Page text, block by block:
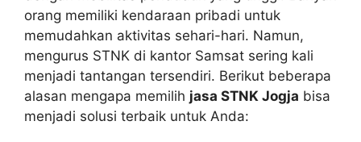
orang memiliki kendaraan pribadi untuk
memudahkan aktivitas sehari-hari. Namun,
mengurus STNK di kantor Samsat sering kali
menjadi tantangan tersendiri. Berikut beberapa
alasan mengapa memilih jasa STNK Jogja bisa
menjadi solusi terbaik untuk Anda: